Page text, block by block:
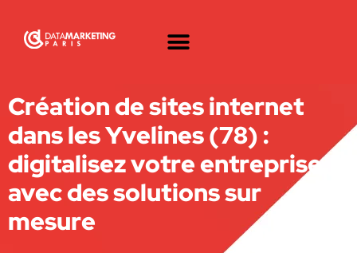
Création de sites internet
dans les Yvelines (78) :
digitalisez votre entreprise
avec des solutions sur
mesure